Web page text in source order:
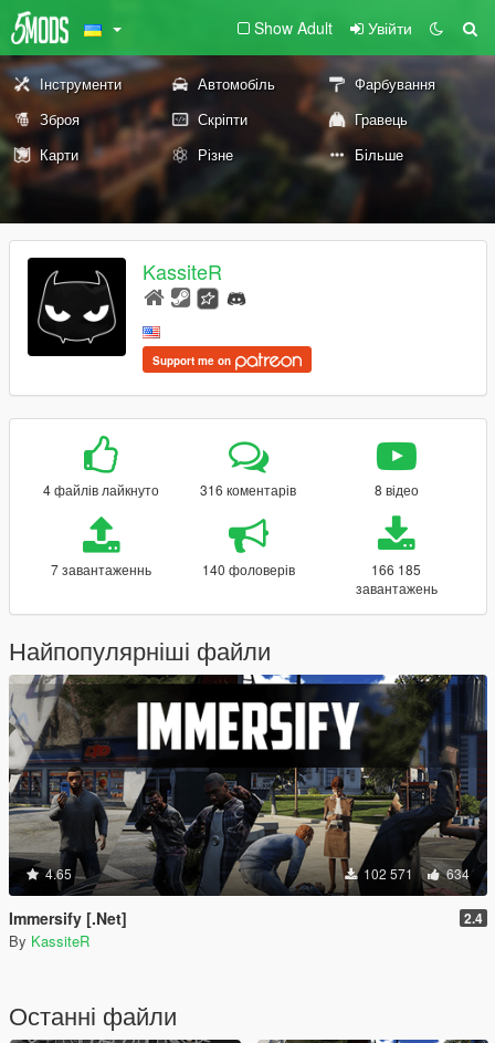
Show Adult Увійти
Інструменти Автомобіль
Фарбування
Зброя
Скріпти
Гравець
Карти
Різне Більше
KassiteR
Support me on
4 файлів лайкнуто 316 коментарів 8 відео
7 завантаженнь 140 фоловерів
166 185
завантажень
Найпопулярніші файли
4.65 102 571 634
Immersify [.Net] 2.4
By KassiteR
Останні файли